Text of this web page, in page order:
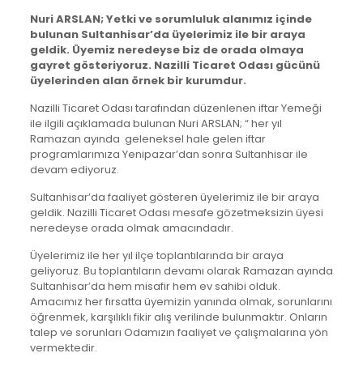
Nuri ARSLAN; Yetki ve sorumluluk alanımız içinde
bulunan Sultanhisar’da üyelerimiz ile bir araya
geldik. Üyemiz neredeyse biz de orada olmaya
gayret gösteriyoruz. Nazilli Ticaret Odası gücünü
üyelerinden alan örnek bir kurumdur.
Nazilli Ticaret Odası tarafından düzenlenen iftar Yemeği
ile ilgili açıklamada bulunan Nuri ARSLAN; “ her yıl
Ramazan ayında geleneksel hale gelen iftar
programlarımıza Yenipazar’dan sonra Sultanhisar ile
devam ediyoruz.
Sultanhisar’da faaliyet gösteren üyelerimiz ile bir araya
geldik. Nazilli Ticaret Odası mesafe gözetmeksizin üyesi
neredeyse orada olmak amacındadır.
Üyelerimiz ile her yıl ilçe toplantılarında bir araya
geliyoruz. Bu toplantıların devamı olarak Ramazan ayında
Sultanhisar’da hem misafir hem ev sahibi olduk.
Amacımız her fırsatta üyemizin yanında olmak, sorunlarını
öğrenmek, karşılıklı fikir alış verilinde bulunmaktır. Onların
talep ve sorunları Odamızın faaliyet ve çalışmalarına yön
vermektedir.